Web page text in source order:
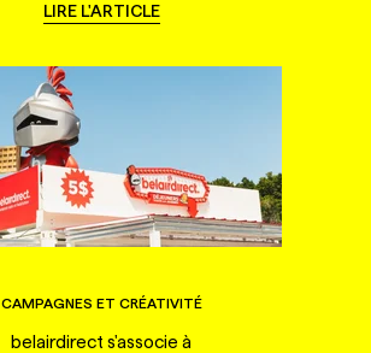
LIRE L'ARTICLE
CAMPAGNES ET CRÉATIVITÉ
belairdirect s'associe à